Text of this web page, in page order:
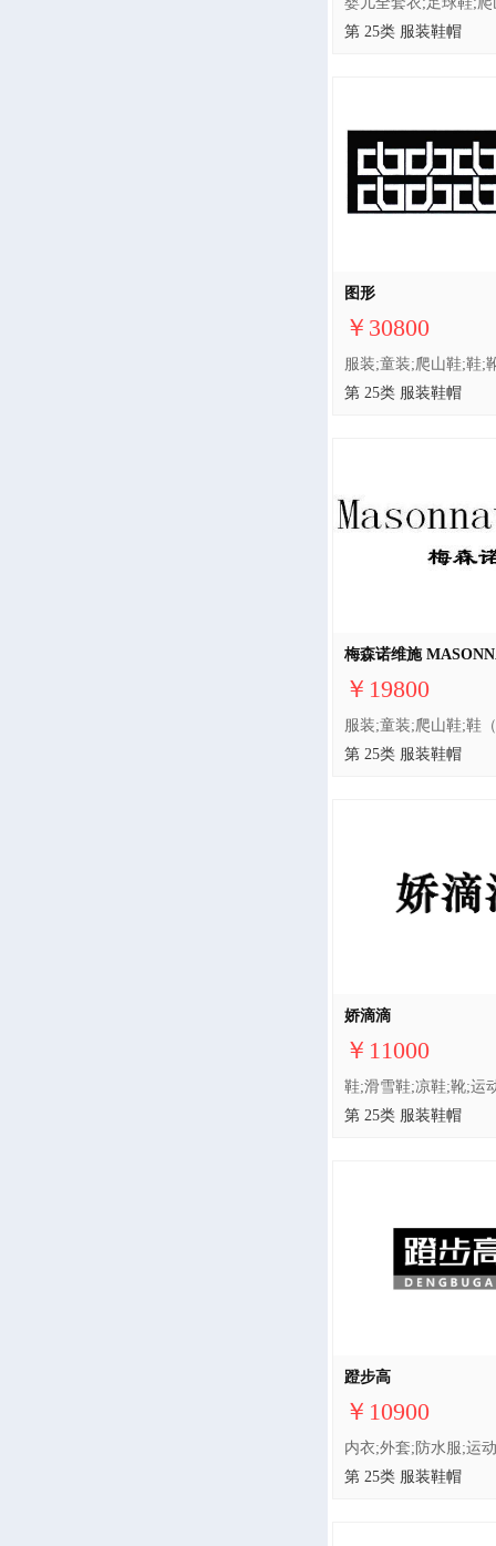
第 25类 服装鞋帽
图形
￥30800
第 25类 服装鞋帽
梅森诺维施
￥19800
第 25类 服装鞋帽
娇滴滴
￥11000
第 25类 服装鞋帽
蹬步高
￥10900
第 25类 服装鞋帽